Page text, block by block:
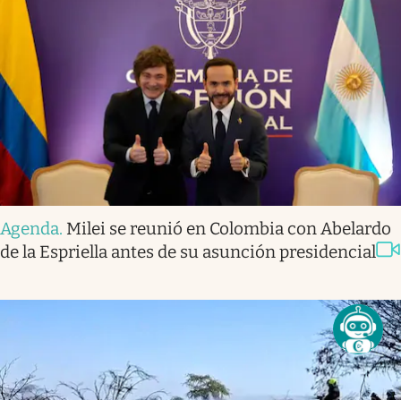
Agenda. Milei se reunió en Colombia con Abelardo
de la Espriella antes de su asunción presidencial